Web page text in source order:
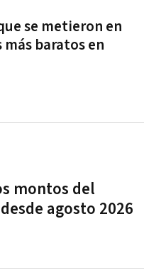
se metieron en
baratos en
montos del
agosto 2026